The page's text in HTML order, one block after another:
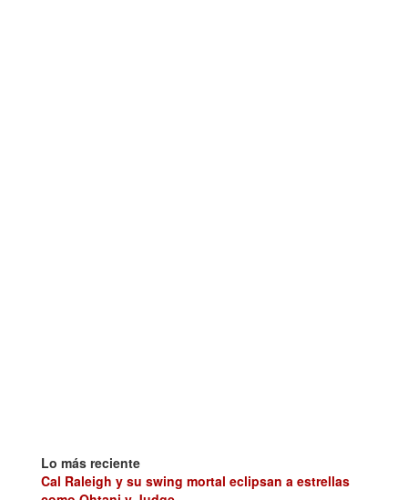
Lo más reciente
Cal Raleigh y su swing mortal eclipsan a estrellas